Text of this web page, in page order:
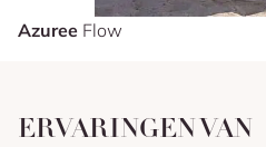
Azuree Flow
ERVARINGEN VAN